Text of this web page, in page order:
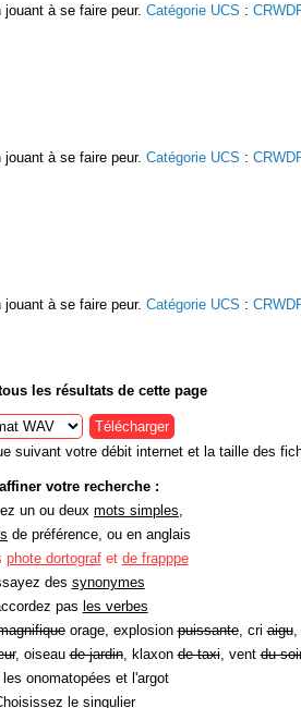
à se faire peur. Catégorie UCS :
à se faire peur. Catégorie UCS :
à se faire peur. Catégorie UCS :
les résultats de cette page
suivant votre débit internet et la taille des
votre recherche :
un ou deux mots simples
de préférence, ou en anglais
phote dortografet de frapppe
des synonymes
pas les verbes
orage, explosionpuissante, criaigu,
, oiseaude jardin, klaxonde taxi, ventdu soir
onomatopées et l'argot
le singulier